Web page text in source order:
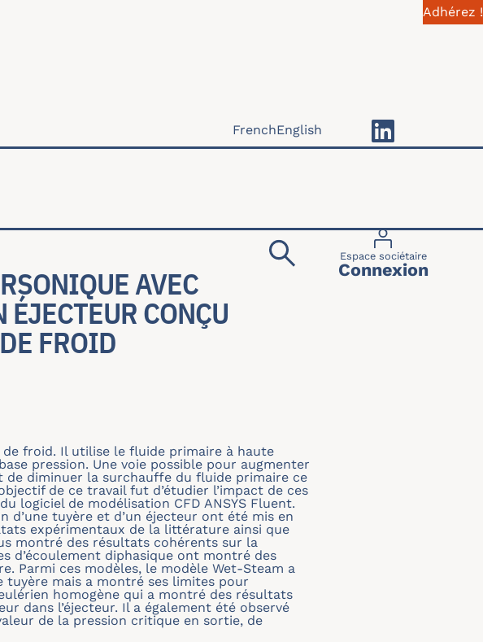
Adhérez !
Menu du
Espace sociétaire
Connexion
FrenchEnglish
AVEC
CONÇU
FROID
froid. Il utilise le fluide primaire à haute
pression. Une voie possible pour augmenter
diminuer la surchauffe du fluide primaire ce
de ce travail fut d’étudier l’impact de ces
logiciel de modélisation CFD ANSYS Fluent.
d’une tuyère et d’un éjecteur ont été mis en
expérimentaux de la littérature ainsi que
montré des résultats cohérents sur la
d’écoulement diphasique ont montré des
Parmi ces modèles, le modèle Wet-Steam a
tuyère mais a montré ses limites pour
homogène qui a montré des résultats
dans l’éjecteur. Il a également été observé
de la pression critique en sortie, de